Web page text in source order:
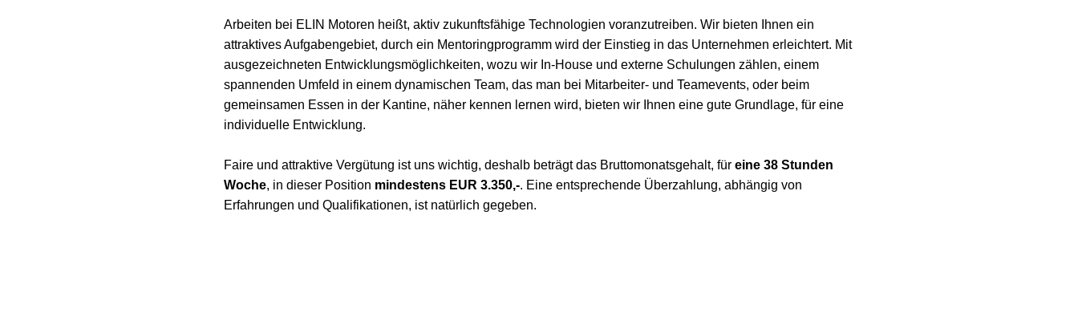
Arbeiten bei ELIN Motoren heißt, aktiv zukunftsfähige Technologien voranzutreiben. Wir bieten Ihnen ein
attraktives Aufgabengebiet, durch ein Mentoringprogramm wird der Einstieg in das Unternehmen erleichtert. Mit
ausgezeichneten Entwicklungsmöglichkeiten, wozu wir In-House und externe Schulungen zählen, einem
spannenden Umfeld in einem dynamischen Team, das man bei Mitarbeiter- und Teamevents, oder beim
gemeinsamen Essen in der Kantine, näher kennen lernen wird, bieten wir Ihnen eine gute Grundlage, für eine
individuelle Entwicklung.
Faire und attraktive Vergütung ist uns wichtig, deshalb beträgt das Bruttomonatsgehalt, für eine 38 Stunden
Woche, in dieser Position mindestens EUR 3.350,-. Eine entsprechende Überzahlung, abhängig von
Erfahrungen und Qualifikationen, ist natürlich gegeben.